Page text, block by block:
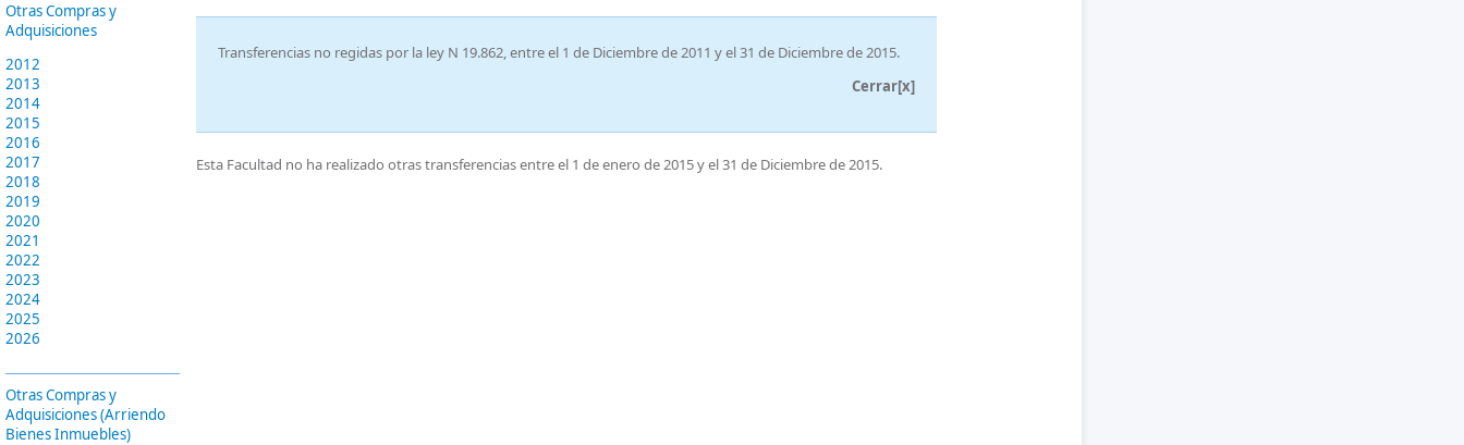
Otras Compras y
Adquisiciones
2012
2013
2014
2015
2016
2017
2018
2019
2020
2021
2022
2023
2024
2025
2026
Otras Compras y
Adquisiciones (Arriendo
Bienes Inmuebles)
Transferencias no regidas por la ley N 19.862, entre el 1 de Diciembre de 2011 y el 31 de Diciembre de 2015.
Cerrar[x]
Esta Facultad no ha realizado otras transferencias entre el 1 de enero de 2015 y el 31 de Diciembre de 2015.